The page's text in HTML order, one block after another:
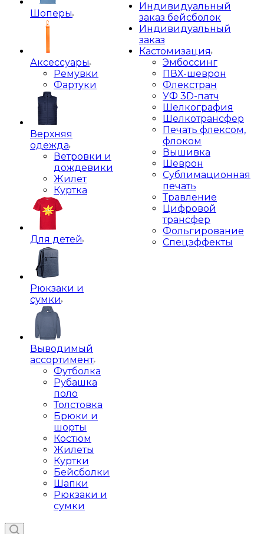
Шоперы
Аксессуары
Ремувки
Фартуки
Верхняя
одежда
Ветровки и
дождевики
Жилет
Куртка
Для детей
Рюкзаки и
сумки
Выводимый
ассортимент
Футболка
Рубашка
поло
Толстовка
Брюки и
шорты
Костюм
Жилеты
Куртки
Бейсболки
Шапки
Рюкзаки и
сумки
Индивидуальный
заказ бейсболок
Индивидуальный
заказ
Кастомизация
Эмбоссинг
ПВХ-шеврон
Флекстран
УФ 3D-патч
Шелкография
Шелкотрансфер
Печать флексом,
флоком
Вышивка
Шеврон
Сублимационная
печать
Травление
Цифровой
трансфер
Фольгирование
Спецэффекты